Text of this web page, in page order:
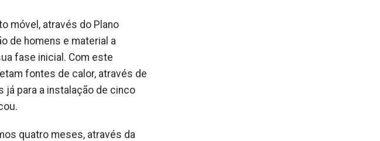
móvel, através do Plano
de homens e material a
fase inicial. Com este
fontes de calor, através de
já para a instalação de cinco
quatro meses, através da